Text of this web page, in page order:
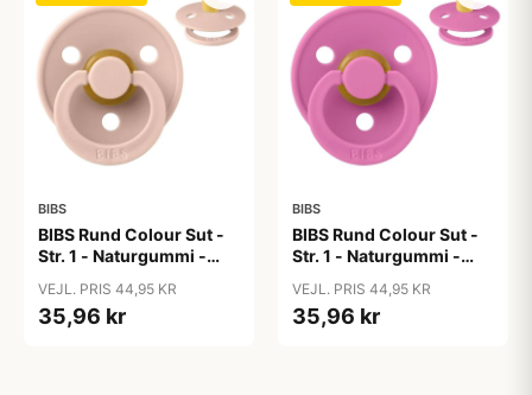
BIBS
BIBS Rund Colour Sut -
Str. 1 - Naturgummi -
VEJL. PRIS 44,95 KR
35,96 kr
BIBS
BIBS Rund Colour Sut -
Str. 1 - Naturgummi -
VEJL. PRIS 44,95 KR
35,96 kr